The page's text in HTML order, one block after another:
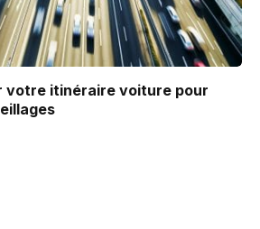
votre itinéraire voiture pour